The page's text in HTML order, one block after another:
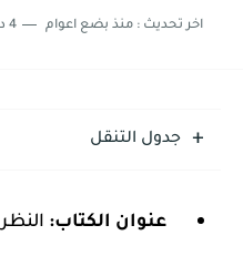
اخر تحديث :منذ بضع اعوام 4 دقائق للقراءة
جدول التنقل
عنوان الكتاب: